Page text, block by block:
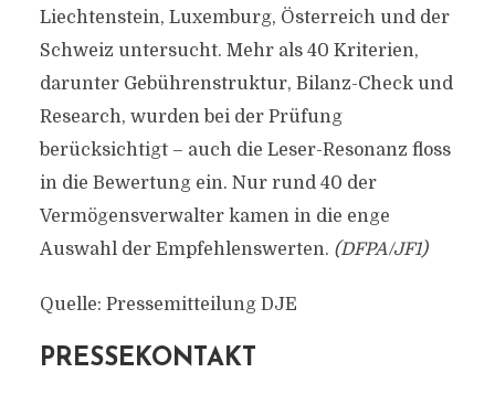
Liechtenstein, Luxemburg, Österreich und der
Schweiz untersucht. Mehr als 40 Kriterien,
darunter Gebührenstruktur, Bilanz-Check und
Research, wurden bei der Prüfung
berücksichtigt – auch die Leser-Resonanz floss
in die Bewertung ein. Nur rund 40 der
Vermögensverwalter kamen in die enge
Auswahl der Empfehlenswerten. (DFPA/JF1)
Quelle: Pressemitteilung DJE
PRESSEKONTAKT